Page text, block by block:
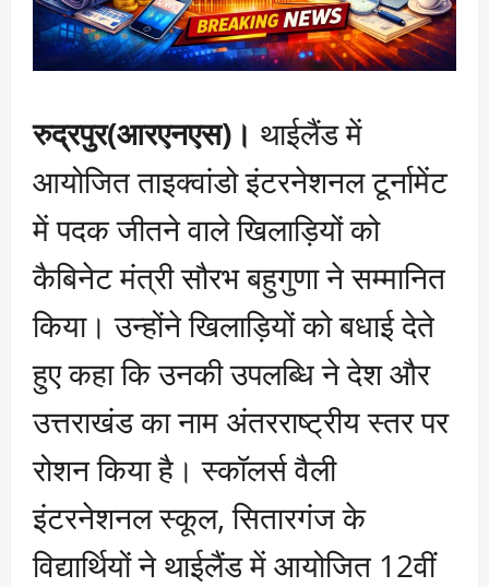
रुद्रपुर(आरएनएस)। थाईलैंड में
आयोजित ताइक्वांडो इंटरनेशनल टूर्नामेंट
में पदक जीतने वाले खिलाड़ियों को
कैबिनेट मंत्री सौरभ बहुगुणा ने सम्मानित
किया। उन्होंने खिलाड़ियों को बधाई देते
हुए कहा कि उनकी उपलब्धि ने देश और
उत्तराखंड का नाम अंतरराष्ट्रीय स्तर पर
रोशन किया है। स्कॉलर्स वैली
इंटरनेशनल स्कूल, सितारगंज के
विद्यार्थियों ने थाईलैंड में आयोजित 12वीं